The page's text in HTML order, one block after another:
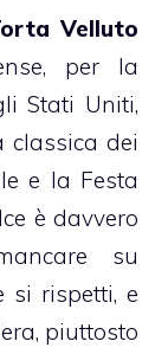
Velluto
per la
Stati Uniti,
classica dei
e la Festa
è davvero
su
si rispetti, e
piuttosto